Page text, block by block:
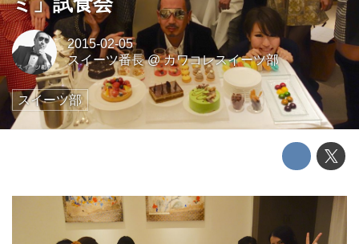
2015-02-05
スイーツ番長@カワコレスイーツ部
スイーツ部